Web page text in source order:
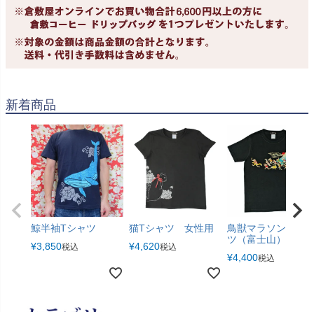
新着商品
鯨半袖Tシャツ
¥3,850税込
猫Tシャツ 女性用
¥4,620税込
鳥獣マラソンTシャ
ツ（富士山）
¥4,400税込